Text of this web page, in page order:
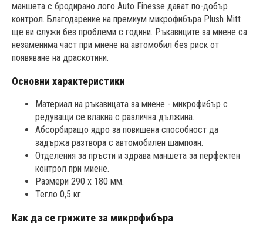
маншета с бродирано лого Auto Finesse дават по-добър
контрол. Благодарение на премиум микрофибъра Plush Mitt
ще ви служи без проблеми с години. Ръкавиците за миене са
незаменима част при миене на автомобил без риск от
появяване на драскотини.
Основни характеристики
Материал на ръкавицата за миене - микрофибър с
редуващи се влакна с различна дължина.
Абсорбиращо ядро за повишена способност да
задържа разтвора с автомобилен шампоан.
Отделения за пръсти и здрава маншета за перфектен
контрол при миене.
Размери 290 x 180 мм.
Тегло 0,5 кг.
Как да се грижите за микрофибъра